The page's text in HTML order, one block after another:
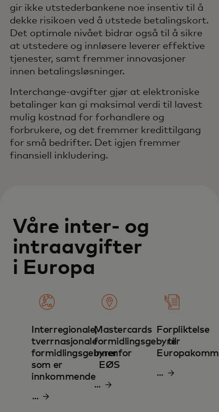
gir ikke utstederbankene noe insentiv til å
dekke risikoen ved å utstede betalingskort.
Det optimale nivået bidrar også til å sikre
at utstedere og innløsere leverer effektive
tjenester, samt fremmer innovasjoner
innen betalingsløsninger.
Interchange-avgifter gjør at elektroniske
betalinger kan gi maksimal verdi til lavest
mulig kostnad for forhandlere og
forbrukere, og det fremmer kredittilgang
for små bedrifter. Det igjen fremmer
finansiell inkludering.
Våre inter- og
intraavgifter
i Europa
Interregionale,
tverrnasjonale
formidlingsgebyrer
som er
innkommende
Last
Mastercards
formidlingsgebyrer
innenfor
EØS
Last
Forpliktelse
til
Last